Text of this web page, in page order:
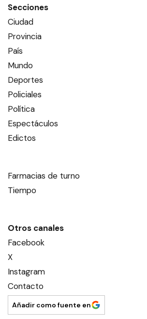
Secciones
Ciudad
Provincia
País
Mundo
Deportes
Policiales
Política
Espectáculos
Edictos
Farmacias de turno
Tiempo
Otros canales
Facebook
X
Instagram
Contacto
Añadir como fuente en